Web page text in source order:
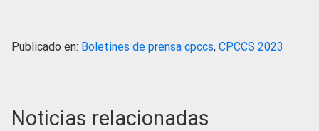
Publicado en: Boletines de prensa cpccs, CPCCS 2023
Noticias relacionadas